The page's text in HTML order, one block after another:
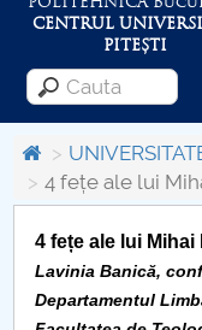
CENTRUL
PITEȘTI
Menu
Despre
Centrul de
4 fețe ale lui
4 fețe ale lui Mihai
Lavinia Banică,
Departamentul